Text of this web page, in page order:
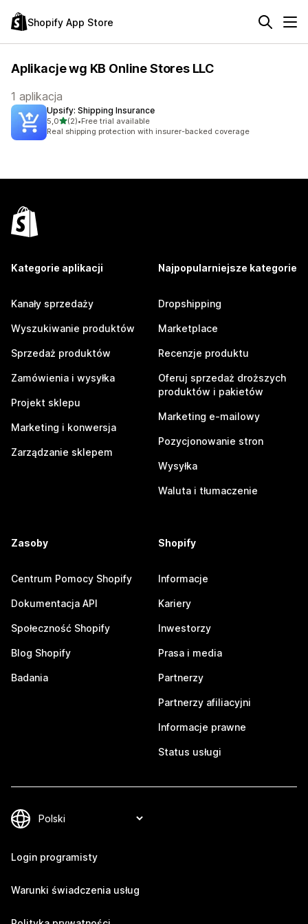
Shopify App Store
Aplikacje wg KB Online Stores LLC
1 aplikacja
Upsify: Shipping Insurance
5,0na 5 gwiazdek
(2)
Łączna liczba recenzji: 2
•Free trial available
Real shipping protection with insurer-backed coverage
Kategorie aplikacji
Kanały sprzedaży
Wyszukiwanie produktów
Sprzedaż produktów
Zamówienia i wysyłka
Projekt sklepu
Marketing i konwersja
Zarządzanie sklepem
Najpopularniejsze kategorie
Dropshipping
Marketplace
Recenzje produktu
Oferuj sprzedaż droższych
produktów i pakietów
Marketing e-mailowy
Pozycjonowanie stron
Wysyłka
Waluta i tłumaczenie
Zasoby
Centrum Pomocy Shopify
Dokumentacja API
Społeczność Shopify
Blog Shopify
Badania
Shopify
Informacje
Kariery
Inwestorzy
Prasa i media
Partnerzy
Partnerzy afiliacyjni
Informacje prawne
Status usługi
Login programisty
Warunki świadczenia usług